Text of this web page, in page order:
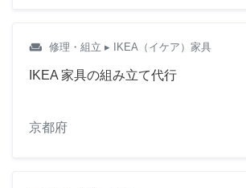
weekend 修理・組立 ▸ IKEA（イケア）家具
IKEA 家具の組み立て代行
京都府